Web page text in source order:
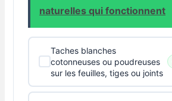
naturelles qui fonctionnent
Taches blanches
cotonneuses ou poudreuses
sur les feuilles, tiges ou joints